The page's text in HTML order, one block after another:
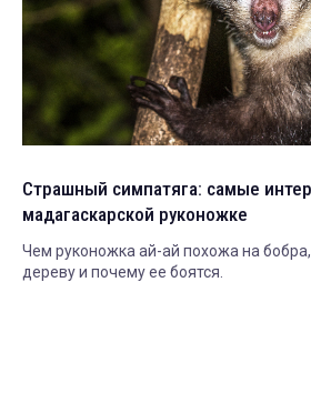
Страшный симпатяга: самые
мадагаскарской руконожке
Чем руконожка ай-ай похожа на
дереву и почему ее боятся.